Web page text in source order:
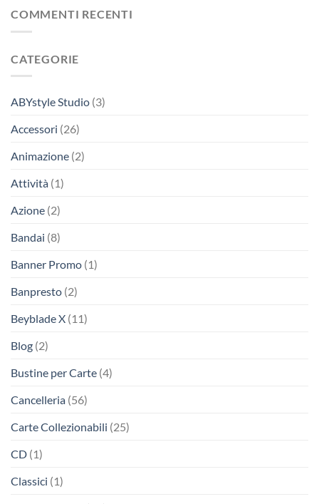
COMMENTI RECENTI
CATEGORIE
ABYstyle Studio (3)
Accessori (26)
Animazione (2)
Attività (1)
Azione (2)
Bandai (8)
Banner Promo (1)
Banpresto (2)
Beyblade X (11)
Blog (2)
Bustine per Carte (4)
Cancelleria (56)
Carte Collezionabili (25)
CD (1)
Classici (1)